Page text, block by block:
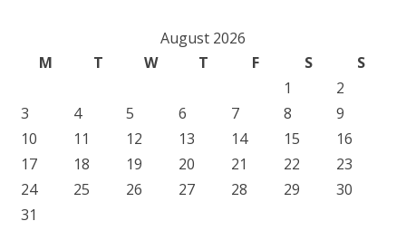
August 2026
M
T W T F S
S
1
2
3
4 5 6 7 8
9
10
11 12 13 14 15
16
17
18 19 20 21 22
23
24
25 26 27 28 29
30
31